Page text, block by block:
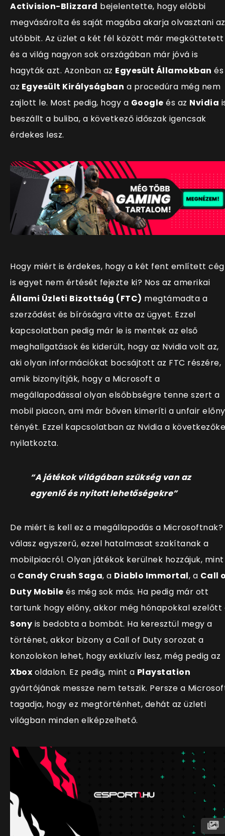
Activision-Blizzard bejelentette, hogy előbbi
megvásárolta és saját magába akarja olvasztani az
utóbbit. Az üzlet a két fél között már megköttetett
és a világ nagyon sok országában már jóvá is
hagyták azt. Azonban az Egyesült Államokban és
az Egyesült Királyságban a procedúra még nem
zajlott le. Most pedig, hogy a Google és az Nvidia
beszállt a buliba, a következő időszak igencsak
érdekes lesz.
Hogy miért is érdekes, hogy a két fent említett cég
is egyet nem értését fejezte ki? Nos az amerikai
Állami Üzleti Bizottság (FTC) megtámadta a
szerződést és bíróságra vitte az ügyet. Ezzel
kapcsolatban pedig már le is mentek az első
meghallgatások és kiderült, hogy az Nvidia volt az,
aki olyan információkat bocsájtott az FTC részére,
amik bizonyítják, hogy a Microsoft a
megállapodással olyan elsőbbségre tenne szert a
mobil piacon, ami már bőven kimeríti a unfair előny
tényét. Ezzel kapcsolatban az Nvidia a
nyilatkozta.
“A játékok világában szükség van az
egyenlő és nyitott lehetőségekre”
De miért is kell ez a megállapodás a Microsoftnak?
válasz egyszerű, ezzel hatalmasat szakítanak a
mobilpiacról. Olyan játékok kerülnek hozzájuk, mint
a Candy Crush Saga, a Diablo Immortal, a Call
Duty Mobile és még sok más. Ha pedig már ott
tartunk hogy előny, akkor még hónapokkal ezelőtt
Sony is bedobta a bombát. Ha keresztül megy a
történet, akkor bizony a Call of Duty sorozat a
konzolokon lehet, hogy exkluzív lesz, még pedig az
Xbox oldalon. Ez pedig, mint a Playstation
gyártójának messze nem tetszik. Persze a
tagadja, hogy ez megtörténhet, dehát az üzleti
világban minden elképzelhető.